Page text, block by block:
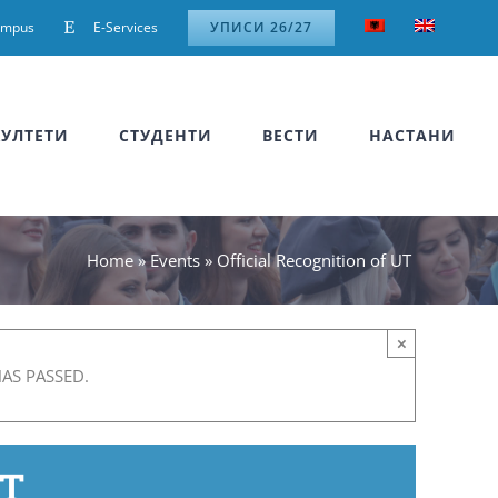
E-Services УПИСИ 26/27
СТУДЕНТИ ВЕСТИ НАСТАНИ
Home»Events » Official Recognition of UT
PASSED.
×